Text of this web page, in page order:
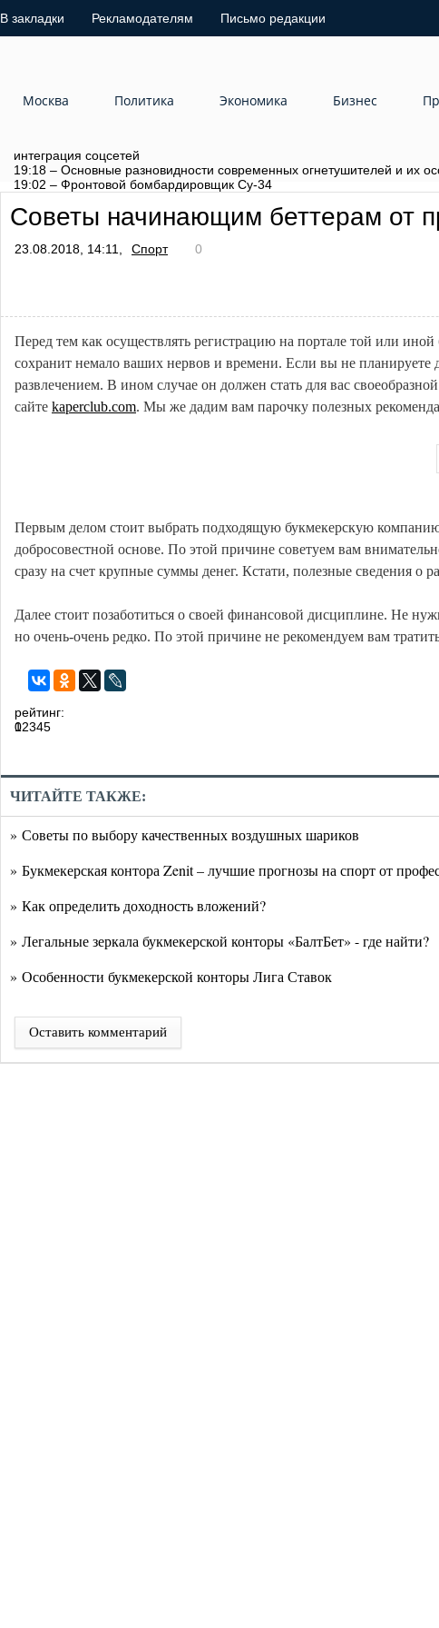
В закладки Рекламодателям Письмо редакции
Москва Политика Экономика Бизнес
интеграция соцсетей
19:18 – Основные разновидности современных огнетушителей и их
19:02 – Фронтовой бомбардировщик Су-34
Советы начинающим беттерам от
23.08.2018, 14:11, Спорт 0
Перед тем как осуществлять регистрацию на портале той или
сохранит немало ваших нервов и времени. Если вы не планируете
развлечением. В ином случае он должен стать для вас
сайте kaperclub.com. Мы же дадим вам парочку полезных
Первым делом стоит выбрать подходящую букмекерскую
добросовестной основе. По этой причине советуем вам
сразу на счет крупные суммы денег. Кстати, полезные сведения
Далее стоит позаботиться о своей финансовой дисциплине. Не
но очень-очень редко. По этой причине не рекомендуем вам
рейтинг:
0
12345
ЧИТАЙТЕ ТАКЖЕ:
» Советы по выбору качественных воздушных шариков
» Букмекерская контора Zenit – лучшие прогнозы на спорт от
» Как определить доходность вложений?
» Легальные зеркала букмекерской конторы «БалтБет» - где найти?
» Особенности букмекерской конторы Лига Ставок
Оставить комментарий